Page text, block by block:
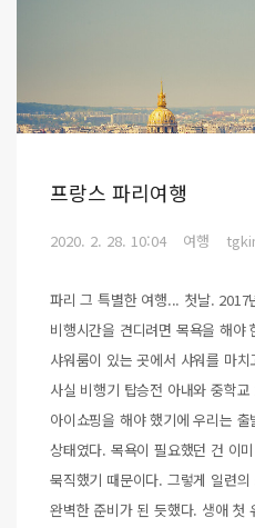
프랑스 파리여행
2020. 2. 28. 10:04 여행
파리 그 특별한 여행... 첫날.
비행시간을 견디려면 목욕을 해야
샤워룸이 있는 곳에서 샤워를 마
사실 비행기 탑승전 아내와 중학
아이쇼핑을 해야 했기에 우리는
상태였다. 목욕이 필요했던 건 이
묵직했기 때문이다. 그렇게 일련
완벽한 준비가 된 듯했다. 생애 첫